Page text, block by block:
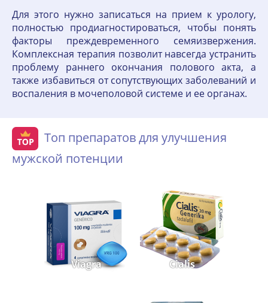
Для этого нужно записаться на прием к урологу,
полностью продиагностироваться, чтобы понять
факторы преждевременного семяизвержения.
Комплексная терапия позволит навсегда устранить
проблему раннего окончания полового акта, а
также избавиться от сопутствующих заболеваний и
воспаления в мочеполовой системе и ее органах.
Топ препаратов для улучшения
мужской потенции
Viagra Cialis